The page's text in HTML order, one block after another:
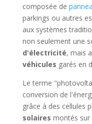
composée de
parkings ou autres
aux systèmes
non seulement une
d'électricité, mais
véhicules garés en
Le terme
conversion de
grâce à des cellules
solaires montés sur